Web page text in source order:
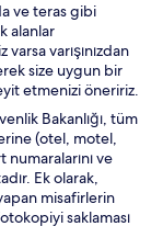
ve teras gibi
alanlar
varışınızdan
size uygun bir
etmenizi öneririz.
Bakanlığı, tüm
(otel, motel,
ve
Ek olarak,
misafirlerin
saklaması